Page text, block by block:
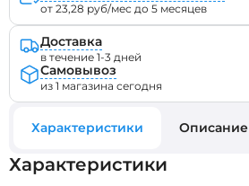
Характеристики Описание
Характеристики
от 23,28 руб/мес до 5 месяцев
Доставка
в течение 1-3 дней
Самовывоз
из 1 магазина сегодня